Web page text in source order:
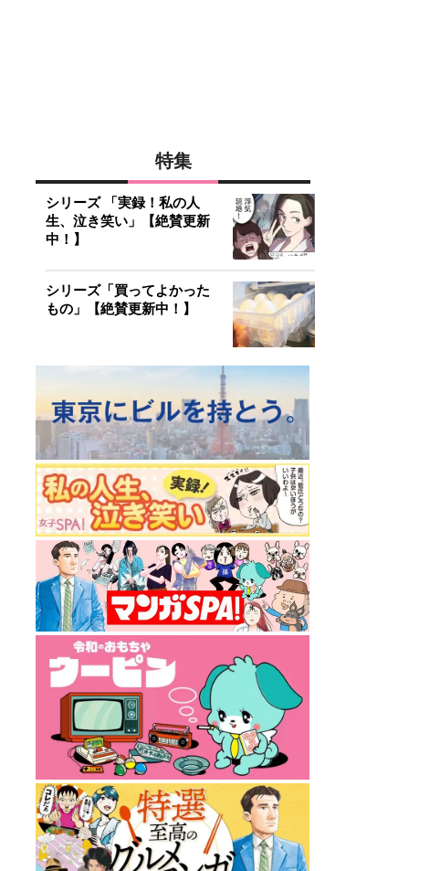
特集
シリーズ 「実録！私の人
生、泣き笑い」【絶賛更新
中！】
シリーズ「買ってよかった
もの」【絶賛更新中！】